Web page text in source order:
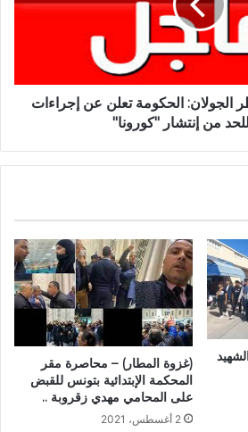
الجولان: الحكومة تعلن عن إجراءات
من إنتشار "كورونا"
(غزوة المطار) – محاصرة مقر
المحكمة الإبتدائية بتونس للقبض
على المحامي مهدي زقروبة ..
2 أغسطس، 2021